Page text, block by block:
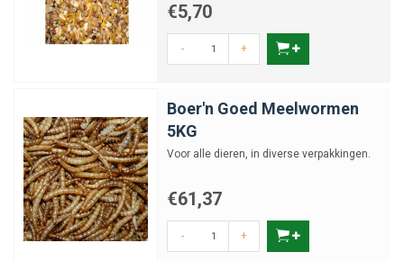
€5,70
- +
Boer'n Goed Meelwormen
5KG
Voor alle dieren, in diverse verpakkingen.
€61,37
- +